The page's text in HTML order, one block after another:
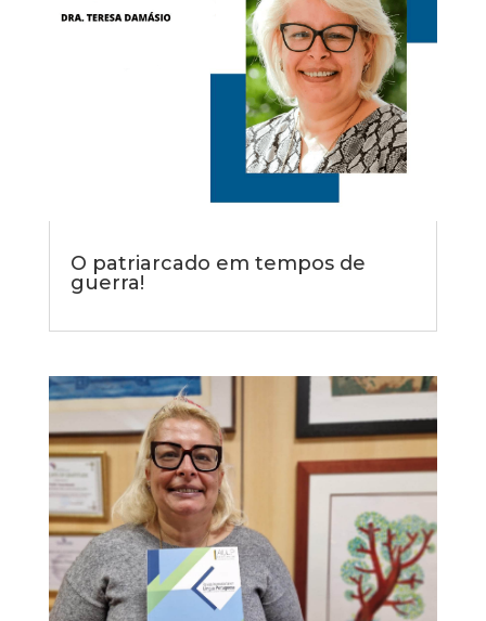
O patriarcado em tempos de
guerra!